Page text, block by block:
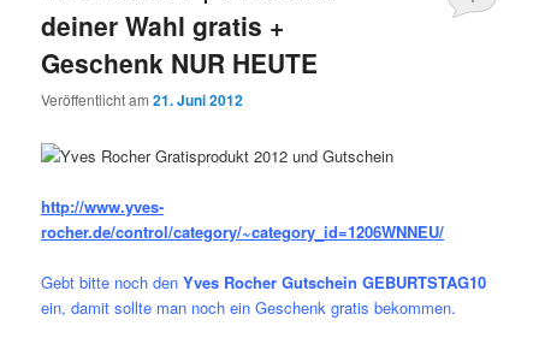
deiner Wahl gratis +
Geschenk NUR HEUTE
Veröffentlicht am21. Juni 2012
http://www.yves-
rocher.de/control/category/~category_id=1206WNNEU/
Gebt bitte noch denYves Rocher GutscheinGEBURTSTAG10
ein, damit sollte man noch ein Geschenk gratis bekommen.